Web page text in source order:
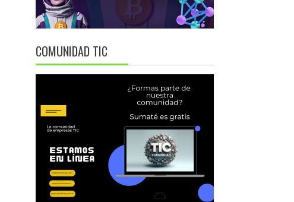
COMUNIDAD TIC